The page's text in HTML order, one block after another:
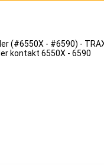
kontakt 6550X - 6590